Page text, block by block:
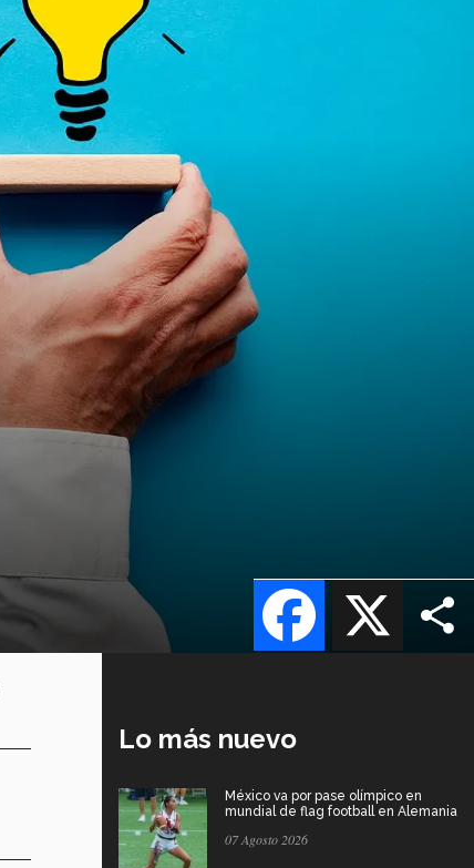
X
Facebook
Lo más nuevo
México va por pase olímpico en
mundial de flag football en Alemania
07 Agosto 2026